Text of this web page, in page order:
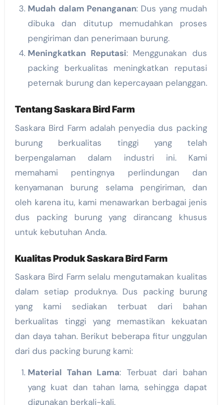
Mudah dalam Penanganan: Dus yang mudah
dibuka dan ditutup memudahkan proses
pengiriman dan penerimaan burung.
Meningkatkan Reputasi: Menggunakan dus
packing berkualitas meningkatkan reputasi
peternak burung dan kepercayaan pelanggan.
Tentang Saskara Bird Farm
Saskara Bird Farm adalah penyedia dus packing
burung berkualitas tinggi yang telah
berpengalaman dalam industri ini. Kami
memahami pentingnya perlindungan dan
kenyamanan burung selama pengiriman, dan
oleh karena itu, kami menawarkan berbagai jenis
dus packing burung yang dirancang khusus
untuk kebutuhan Anda.
Kualitas Produk Saskara Bird Farm
Saskara Bird Farm selalu mengutamakan kualitas
dalam setiap produknya. Dus packing burung
yang kami sediakan terbuat dari bahan
berkualitas tinggi yang memastikan kekuatan
dan daya tahan. Berikut beberapa fitur unggulan
dari dus packing burung kami:
Material Tahan Lama: Terbuat dari bahan
yang kuat dan tahan lama, sehingga dapat
digunakan berkali-kali.